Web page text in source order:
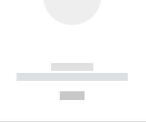
------------
----------- ----------- --------